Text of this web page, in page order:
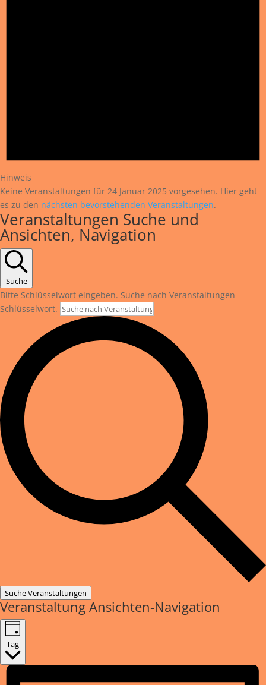
Hinweis
Keine Veranstaltungen für 24 Januar 2025 vorgesehen. Hier geht
es zu den nächsten bevorstehenden Veranstaltungen.
Veranstaltungen Suche und
Ansichten, Navigation
Suche
Bitte Schlüsselwort eingeben. Suche nach Veranstaltungen
Schlüsselwort.
Suche Veranstaltungen
Veranstaltung Ansichten-Navigation
Tag